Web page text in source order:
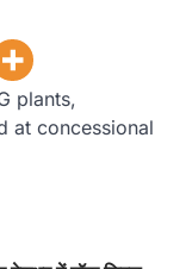
plants,
at concessional